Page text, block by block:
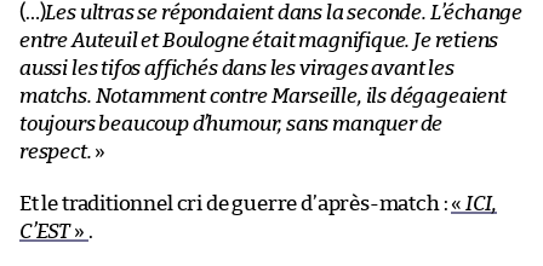
(…)Les ultras se répondaient dans la seconde. L’échange
entre Auteuil et Boulogne était magnifique. Je retiens
aussi les tifos affichés dans les virages avant les
matchs. Notamment contre Marseille, ils dégageaient
toujours beaucoup d’humour, sans manquer de
respect. »
Et le traditionnel cri de guerre d’après-match : « ICI,
C’EST» .